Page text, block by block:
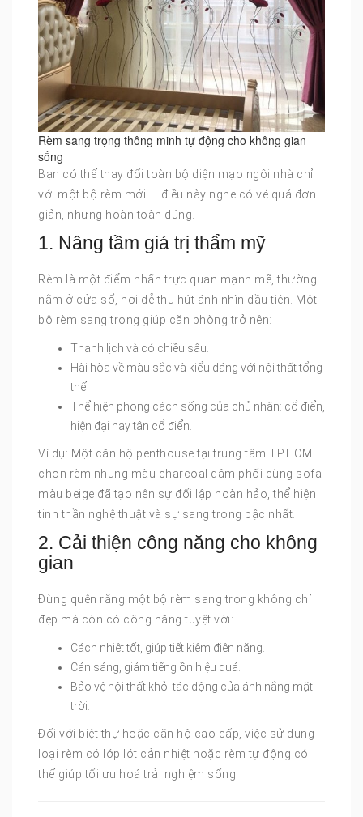
Rèm sang trọng thông minh tự động cho không gian
sống
Bạn có thể thay đổi toàn bộ diện mạo ngôi nhà chỉ
với một bộ rèm mới — điều này nghe có vẻ quá đơn
giản, nhưng hoàn toàn đúng.
1. Nâng tầm giá trị thẩm mỹ
Rèm là một điểm nhấn trực quan mạnh mẽ, thường
nằm ở cửa sổ, nơi dễ thu hút ánh nhìn đầu tiên. Một
bộ rèm sang trọng giúp căn phòng trở nên:
Thanh lịch và có chiều sâu.
Hài hòa về màu sắc và kiểu dáng với nội thất tổng
thể.
Thể hiện phong cách sống của chủ nhân: cổ điển,
hiện đại hay tân cổ điển.
Ví dụ: Một căn hộ penthouse tại trung tâm TP.HCM
chọn rèm nhung màu charcoal đậm phối cùng sofa
màu beige đã tạo nên sự đối lập hoàn hảo, thể hiện
tinh thần nghệ thuật và sự sang trọng bậc nhất.
2. Cải thiện công năng cho không
gian
Đừng quên rằng một bộ rèm sang trọng không chỉ
đẹp mà còn có công năng tuyệt vời:
Cách nhiệt tốt, giúp tiết kiệm điện năng.
Cản sáng, giảm tiếng ồn hiệu quả.
Bảo vệ nội thất khỏi tác động của ánh nắng mặt
trời.
Đối với biệt thự hoặc căn hộ cao cấp, việc sử dụng
loại rèm có lớp lót cản nhiệt hoặc rèm tự động có
thể giúp tối ưu hoá trải nghiệm sống.